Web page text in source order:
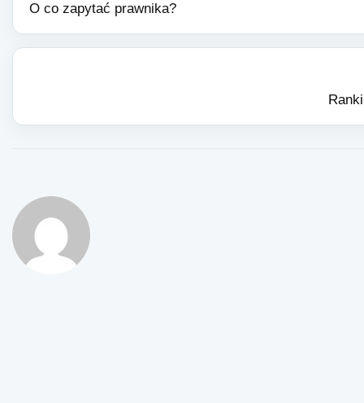
O co zapytać prawnika?